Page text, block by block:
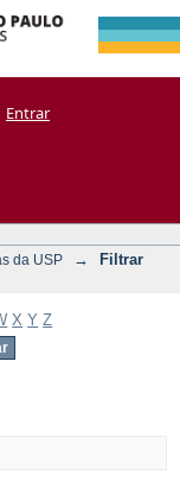
Entrar
da USP →
Filtrar
X Y Z